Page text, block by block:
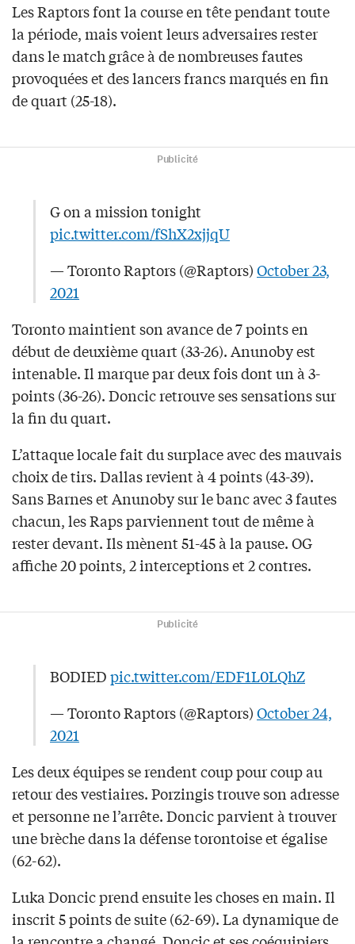
Les Raptors font la course en tête pendant toute
la période, mais voient leurs adversaires rester
dans le match grâce à de nombreuses fautes
provoquées et des lancers francs marqués en fin
de quart (25-18).
Publicité
G on a mission tonight
pic.twitter.com/fShX2xjjqU
— Toronto Raptors (@Raptors)October 23,
2021
Toronto maintient son avance de 7 points en
début de deuxième quart (33-26). Anunoby est
intenable. Il marque par deux fois dont un à 3-
points (36-26). Doncic retrouve ses sensations sur
la fin du quart.
L’attaque locale fait du surplace avec des mauvais
choix de tirs. Dallas revient à 4 points (43-39).
Sans Barnes et Anunoby sur le banc avec 3 fautes
chacun, les Raps parviennent tout de même à
rester devant. Ils mènent 51-45 à la pause. OG
affiche 20 points, 2 interceptions et 2 contres.
Publicité
BODIEDpic.twitter.com/EDF1L0LQhZ
— Toronto Raptors (@Raptors)October 24,
2021
Les deux équipes se rendent coup pour coup au
retour des vestiaires. Porzingis trouve son adresse
et personne ne l’arrête. Doncic parvient à trouver
une brèche dans la défense torontoise et égalise
(62-62).
Luka Doncic prend ensuite les choses en main. Il
inscrit 5 points de suite (62-69). La dynamique de